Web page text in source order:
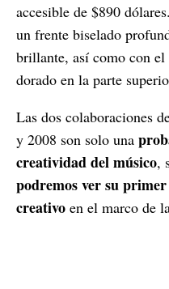
accesible de $890
un frente biselado
brillante, así como con el
dorado en la parte
Las dos colaboraciones
y 2008 son solo una
creatividad del músico,
podremos ver su
creativo en el marco de